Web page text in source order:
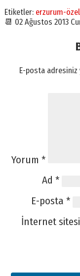
Etiketler: erzurum-
📆 02 Ağustos 2013
E-posta adresiniz
Yorum *
Ad *
E-posta *
İnternet sitesi